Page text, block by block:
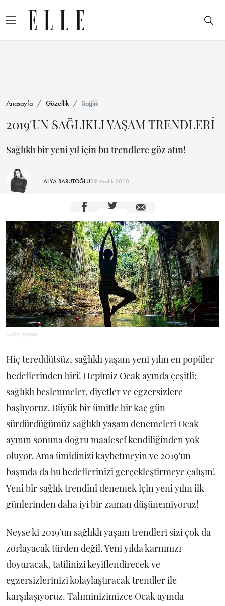
Anasayfa Güzellik Sağlık
2019'UN SAĞLIKLI YAŞAM TRENDLERİ
Sağlıklı bir yeni yıl için bu trendlere göz atın!
ALYA BARUTOĞLU29 Aralık 2018
Getty Images
Hiç tereddütsüz, sağlıklı yaşam yeni yılın en popüler
hedeflerinden biri! Hepimiz Ocak ayında çeşitli;
sağlıklı beslenmeler, diyetler ve egzersizlere
başlıyoruz. Büyük bir ümitle bir kaç gün
sürdürdüğümüz sağlıklı yaşam denemeleri Ocak
ayının sonuna doğru maalesef kendiliğinden yok
oluyor. Ama ümidinizi kaybetmeyin ve 2019’un
başında da bu hedeflerinizi gerçekleştirmeye çalışın!
Yeni bir sağlık trendini denemek için yeni yılın ilk
günlerinden daha iyi bir zaman düşünemiyoruz!
Neyse ki 2019’un sağlıklı yaşam trendleri sizi çok da
zorlayacak türden değil. Yeni yılda karnınızı
doyuracak, tatilinizi keyiflendirecek ve
egzersizlerinizi kolaylaştıracak trendler ile
karşılaşıyoruz. Tahminizimizce Ocak ayında